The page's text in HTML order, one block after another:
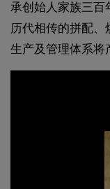
承创始人家族三百
历代相传的拼配
生产及管理体系将